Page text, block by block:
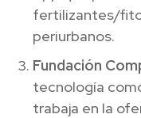
fertilizantes/
periurbanos.
Fundación
tecnología
trabaja en la